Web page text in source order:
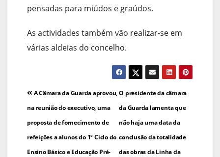
pensadas para miúdos e graúdos.
As actividades também vão realizar-se em
várias aldeias do concelho.
Navegação
de
artigos
O presidente da câmara
da Guarda lamenta que
não haja uma data da
conclusão da totalidade
das obras da Linha da
A Câmara da Guarda aprovou,
na reunião do executivo, uma
proposta de fornecimento de
refeições a alunos do 1º Ciclo do
Ensino Básico e Educação Pré-